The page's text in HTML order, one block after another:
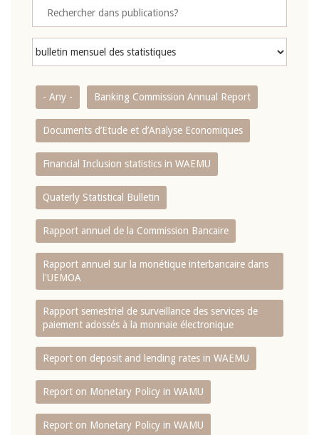
- Any - Banking Commission Annual Report
Documents d’Etude et d’Analyse Economiques
Financial Inclusion statistics in WAEMU
Quaterly Statistical Bulletin
Rapport annuel de la Commission Bancaire
Rapport annuel sur la monétique interbancaire dans
l'UEMOA
Rapport semestriel de surveillance des services de
paiement adossés à la monnaie électronique
Report on deposit and lending rates in WAEMU
Report on Monetary Policy in WAMU
Report on Monetary Policy in WAMU